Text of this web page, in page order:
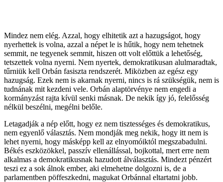
Mindez nem elég. Azzal, hogy elhitetik azt a hazugságot, hogy
nyerhettek is volna, azzal a népet le is hűtik, hogy nem tehetnek
semmit, ne tegyenek semmit, hiszen ott volt előttük a lehetőség,
tetszettek volna nyerni. Nem nyertek, demokratikusan alulmaradtak,
tűrniük kell Orbán fasiszta rendszerét. Miközben az egész egy
hazugság. Ezek nem is akarnak nyerni, nincs is rá szükségük, nem is
tudnának mit kezdeni vele. Orbán alaptörvénye nem engedi a
kormányzást rajta kívül senki másnak. De nekik így jó, felelősség
nélkül beszélni, megélni belőle.
Letagadják a nép előtt, hogy ez nem tisztességes és demokratikus,
nem egyenlő választás. Nem mondják meg nekik, hogy itt nem is
lehet nyerni, hogy másképp kell az elnyomóiktól megszabadulni.
Békés eszközökkel, passzív ellenállással, bojkottal, mert erre nem
alkalmas a demokratikusnak hazudott álválasztás. Mindezt pénzért
teszi ez a sok álnok ember, aki elmehetne dolgozni is, de a
parlamentben pöffeszkedni, magukat Orbánnal eltartatni jobb.